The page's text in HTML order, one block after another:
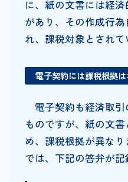
に、紙の文書には経
があり、その作成行
れ、課税対象とされて
電子契約には課税根拠
電子契約も経済取引
ものですが、紙の文
め、課税根拠が異な
では、下記の答弁が記